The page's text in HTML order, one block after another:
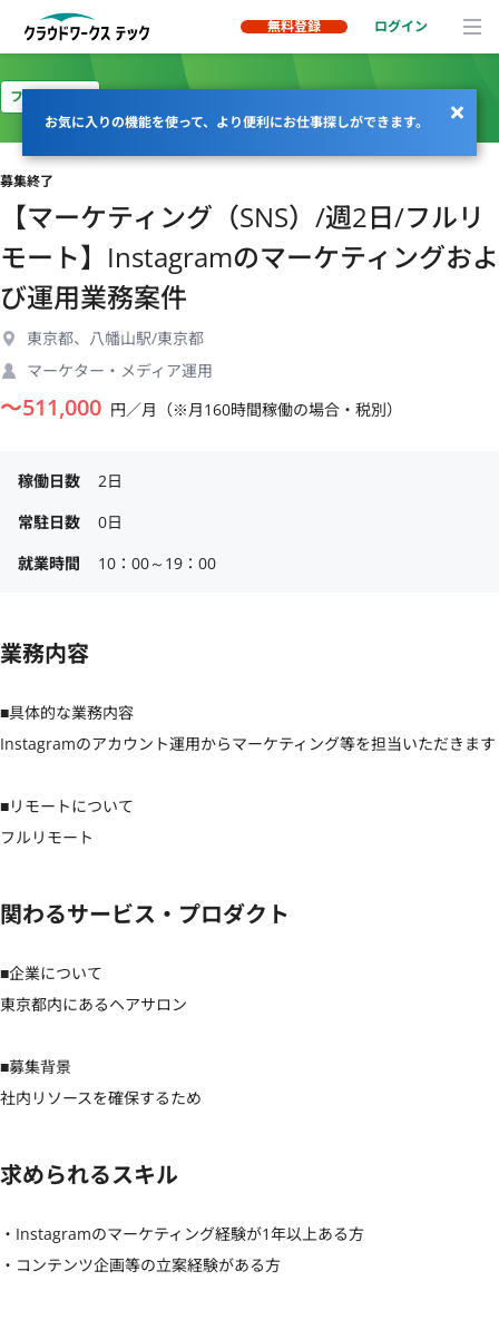
無料登録 ログイン
お気に入りの機能を使って、より便利にお仕事探しができます。
フルリモート
募集終了
【マーケティング（SNS）/週2日/フルリ
モート】Instagramのマーケティングおよ
び運用業務案件
東京都、八幡山駅/東京都
マーケター・メディア運用
〜511,000 円／月（※月160時間稼働の場合・税別）
稼働日数
2日
常駐日数
0日
就業時間
10：00～19：00
業務内容
■具体的な業務内容
Instagramのアカウント運用からマーケティング等を担当いただきます
■リモートについて
フルリモート
関わるサービス・プロダクト
■企業について
東京都内にあるヘアサロン
■募集背景
社内リソースを確保するため
求められるスキル
・Instagramのマーケティング経験が1年以上ある方
・コンテンツ企画等の立案経験がある方